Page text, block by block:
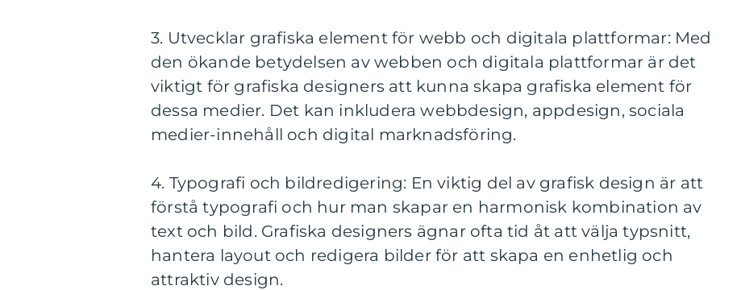
3. Utvecklar grafiska element för webb och digitala plattformar: Med
den ökande betydelsen av webben och digitala plattformar är det
viktigt för grafiska designers att kunna skapa grafiska element för
dessa medier. Det kan inkludera webbdesign, appdesign, sociala
medier-innehåll och digital marknadsföring.
4. Typografi och bildredigering: En viktig del av grafisk design är att
förstå typografi och hur man skapar en harmonisk kombination av
text och bild. Grafiska designers ägnar ofta tid åt att välja typsnitt,
hantera layout och redigera bilder för att skapa en enhetlig och
attraktiv design.